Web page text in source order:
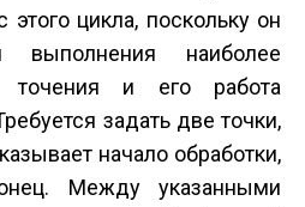
этого цикла, поскольку он
выполнения наиболее
точения и его работа
задать две точки,
начало обработки,
Между указанными